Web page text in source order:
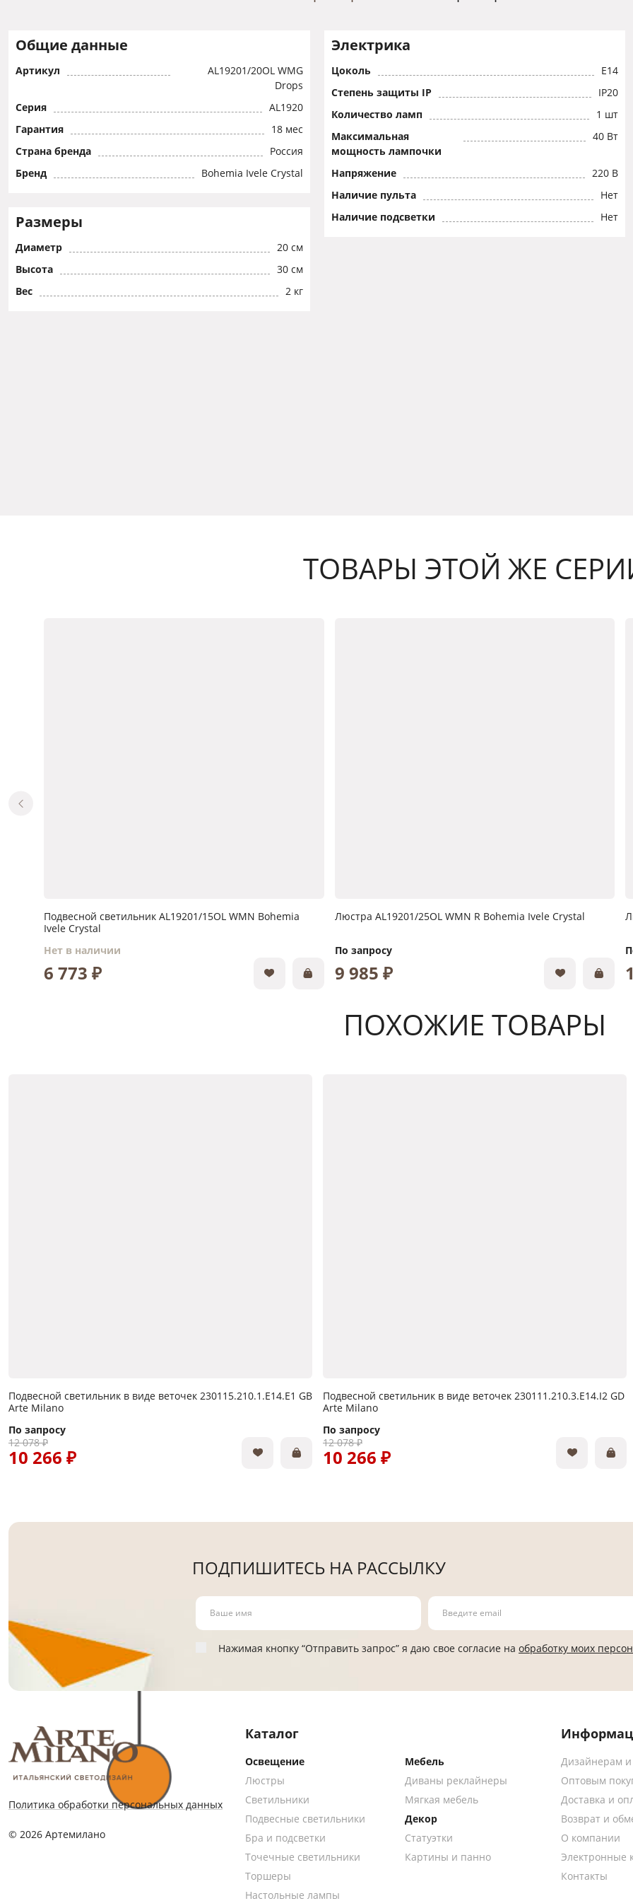
Общие данные
Артикул
AL19201/20OL WMG
Drops
Серия
AL1920
Гарантия
18 мес
Страна бренда
Россия
Бренд
Bohemia Ivele Crystal
Размеры
Диаметр
20 см
Высота
30 см
Вес
2 кг
Электрика
Цоколь
E14
Степень защиты IP
IP20
Количество ламп
1 шт
Максимальная
мощность лампочки
40 Вт
Напряжение
220 В
Наличие пульта
Нет
Наличие подсветки
Нет
ТОВАРЫ ЭТОЙ ЖЕ
Подвесной светильник AL19201/15OL WMN Bohemia
Ivele Crystal
Нет в наличии
6 773 ₽
Люстра AL19201/25OL WMN R Bohemia Ivele Crystal
По запросу
9 985 ₽
ПОХОЖИЕ ТОВАРЫ
Подвесной светильник в виде веточек 230115.210.1.E14.E1 GB
Arte Milano
По запросу
12 078 ₽
10 266 ₽
Подвесной светильник в виде веточек 230111.210.3.E14.I2 GD
Arte Milano
По запросу
12 078 ₽
10 266 ₽
ПОДПИШИТЕСЬ НА РАССЫЛКУ
Нажимая кнопку “Отправить запрос” я даю свое согласие на обработку моих
Политика обработки персональных данных
© 2026 Артемилано
Каталог
Освещение
Люстры
Светильники
Подвесные светильники
Бра и подсветки
Точечные светильники
Торшеры
Настольные лампы
Мебель
Диваны реклайнеры
Мягкая мебель
Декор
Статуэтки
Картины и панно
Дизайнерам и
Оптовым
Доставка и
Возврат и
О компании
Электронные
Контакты